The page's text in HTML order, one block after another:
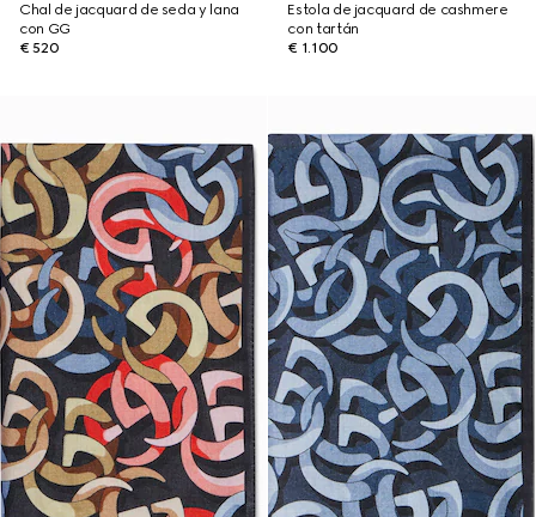
Chal de jacquard de seda y lana
con GG
€ 520
Estola de jacquard de cashmere
con tartán
€ 1.100